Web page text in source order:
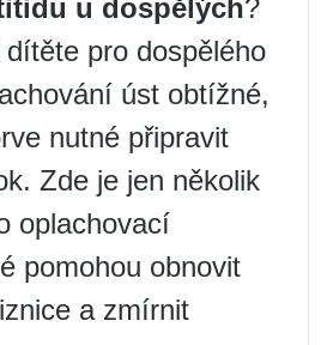
u dospělých?
pro dospělého
úst obtížné,
nutné připravit
Zde je jen několik
oplachovací
pomohou obnovit
a zmírnit